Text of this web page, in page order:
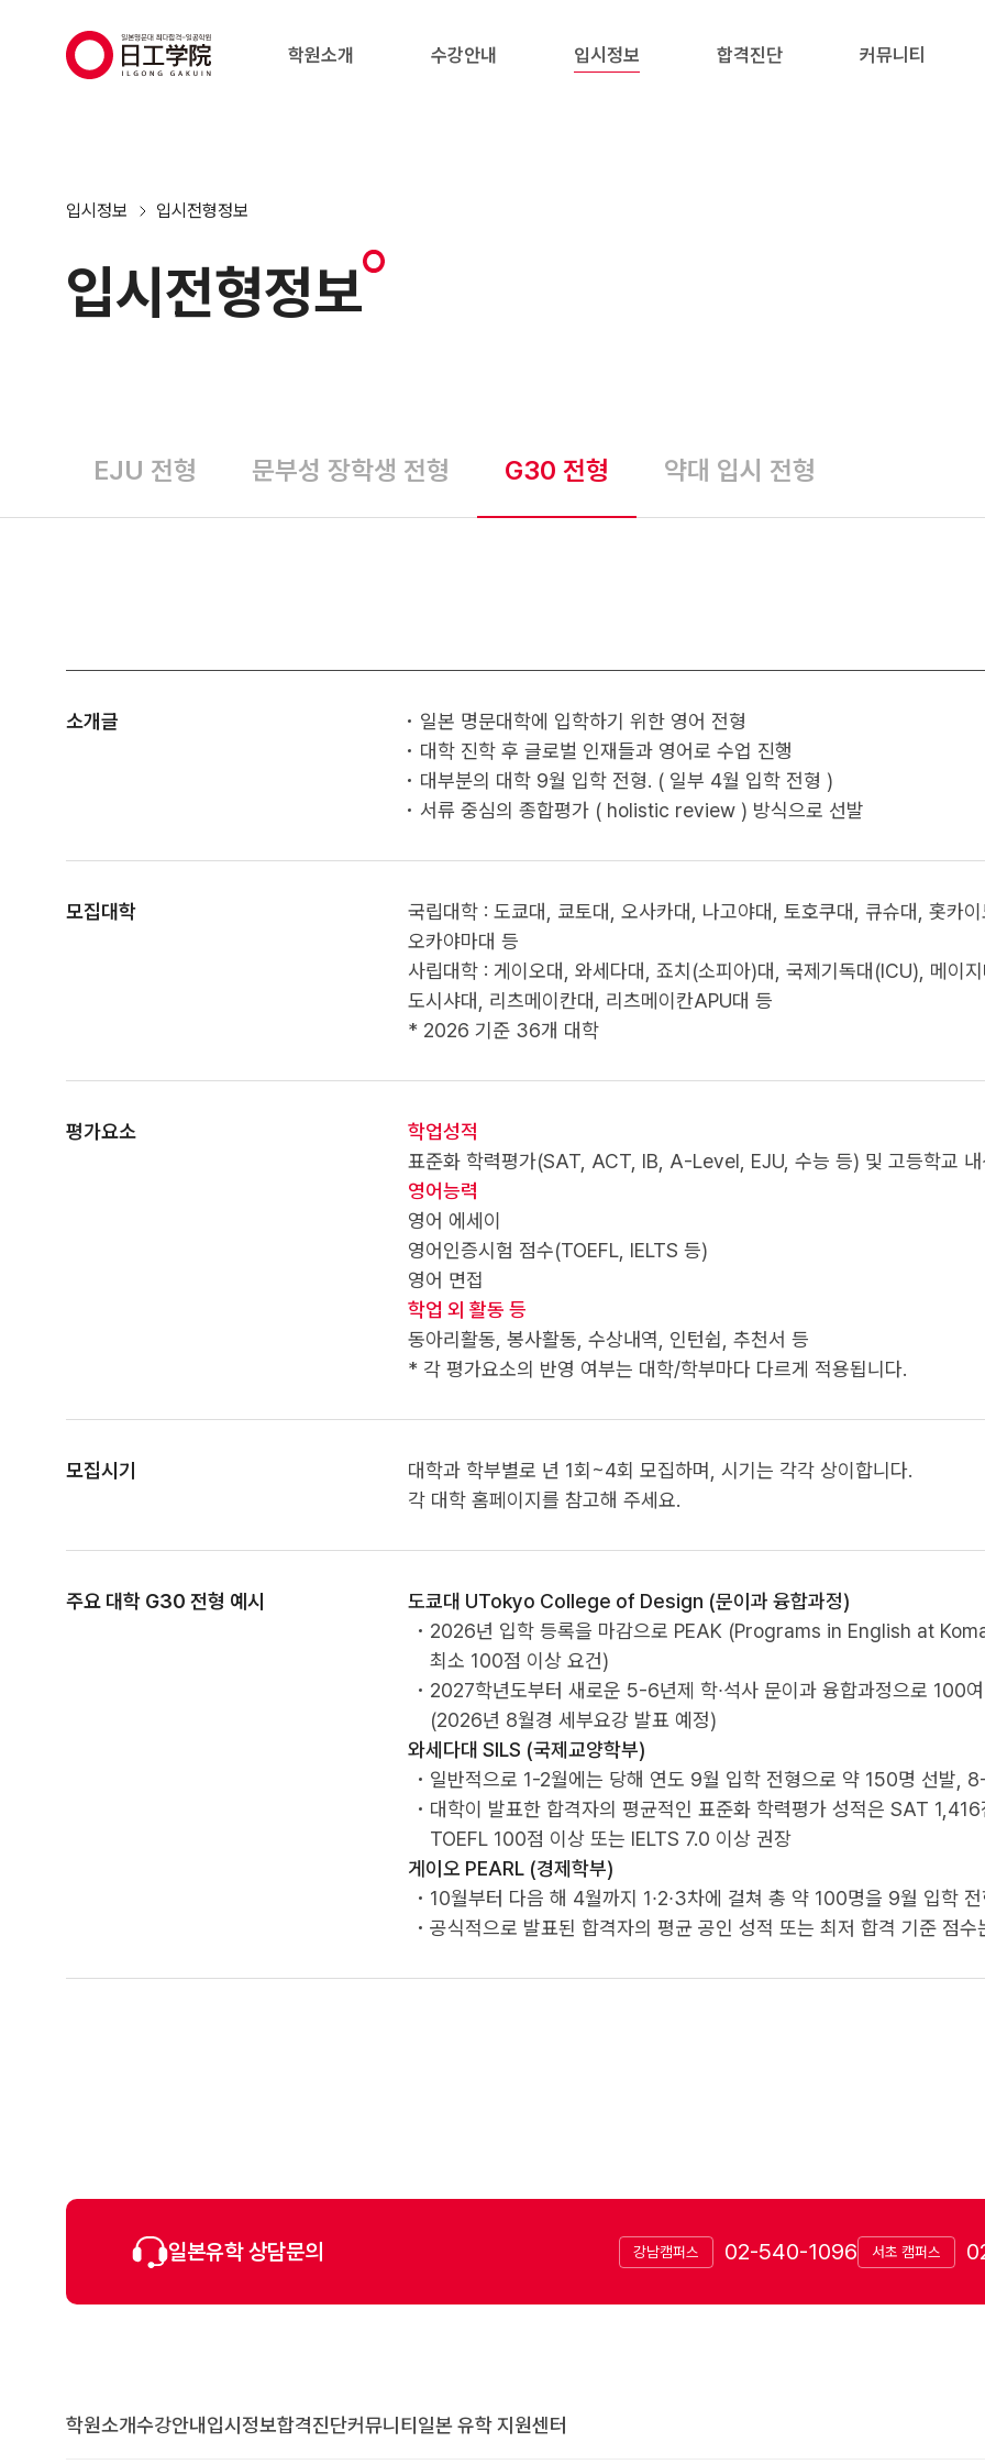
(주)지원에듀
학원소개 수강안내 입시정보 합격진단 커뮤니티
입시정보 입시전형정보
입시전형정보
EJU 전형 문부성 장학생 전형 G30 전형 약대 입시 전형
소개글
일본 명문대학에 입학하기 위한 영어 전형
대학 진학 후 글로벌 인재들과 영어로 수업 진행
대부분의 대학 9월 입학 전형. ( 일부 4월 입학 전형 )
서류 중심의 종합평가 ( holistic review ) 방식으로 선발
모집대학
국립대학 : 도쿄대, 쿄토대, 오사카대, 나고야대, 토호쿠대, 큐슈대, 홋카
오카야마대 등
사립대학 : 게이오대, 와세다대, 죠치(소피아)대, 국제기독대(ICU), 메이
도시샤대, 리츠메이칸대, 리츠메이칸APU대 등
* 2026 기준 36개 대학
평가요소
학업성적
표준화 학력평가(SAT, ACT, IB, A-Level, EJU, 수능 등) 및 고등학교 내
영어능력
영어 에세이
영어인증시험 점수(TOEFL, IELTS 등)
영어 면접
학업 외 활동 등
동아리활동, 봉사활동, 수상내역, 인턴쉽, 추천서 등
* 각 평가요소의 반영 여부는 대학/학부마다 다르게 적용됩니다.
모집시기
대학과 학부별로 년 1회~4회 모집하며, 시기는 각각 상이합니다.
각 대학 홈페이지를 참고해 주세요.
주요 대학 G30 전형 예시
도쿄대 UTokyo College of Design (문이과 융합과정)
2026년 입학 등록을 마감으로 PEAK (Programs in English at
최소 100점 이상 요건)
2027학년도부터 새로운 5-6년제 학∙석사 문이과 융합과정으로 100
(2026년 8월경 세부요강 발표 예정)
와세다대 SILS (국제교양학부)
일반적으로 1-2월에는 당해 연도 9월 입학 전형으로 약 150명 선발,
대학이 발표한 합격자의 평균적인 표준화 학력평가 성적은 SAT
TOEFL 100점 이상 또는 IELTS 7.0 이상 권장
게이오 PEARL (경제학부)
10월부터 다음 해 4월까지 1∙2∙3차에 걸쳐 총 약 100명을 9월 입학
공식적으로 발표된 합격자의 평균 공인 성적 또는 최저 합격 기준 점수
일본유학 상담문의 강남캠퍼스 02-540-1096 서초 캠퍼스
학원소개수강안내입시정보합격진단커뮤니티 일본 유학 지원센터